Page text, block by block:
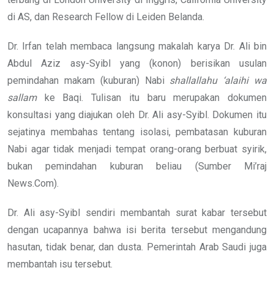
di AS, dan Research Fellow di Leiden Belanda.
Dr. Irfan telah membaca langsung makalah karya Dr. Ali bin
Abdul Aziz asy-Syibl yang (konon) berisikan usulan
pemindahan makam (kuburan) Nabi shallallahu ‘alaihi wa
sallamke Baqi. Tulisan itu baru merupakan dokumen
konsultasi yang diajukan oleh Dr. Ali asy-Syibl. Dokumen itu
sejatinya membahas tentang isolasi, pembatasan kuburan
Nabi agar tidak menjadi tempat orang-orang berbuat syirik,
bukan pemindahan kuburan beliau (Sumber Mi’raj
News.Com).
Dr. Ali asy-Syibl sendiri membantah surat kabar tersebut
dengan ucapannya bahwa isi berita tersebut mengandung
hasutan, tidak benar, dan dusta. Pemerintah Arab Saudi juga
membantah isu tersebut.